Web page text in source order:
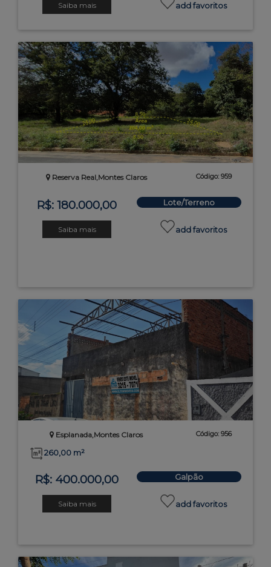
Saiba mais add favoritos
Reserva Real,Montes Claros Código: 959
R$: 180.000,00 Lote/Terreno
Saiba mais add favoritos
Esplanada,Montes Claros Código: 956
260,00 m²
R$: 400.000,00 Galpão
Saiba mais add favoritos